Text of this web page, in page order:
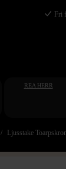
Fri
REA HERR
Ljusstake